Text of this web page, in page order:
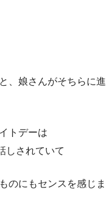
、娘さんがそちらに進
トデーは
しされていて
のにもセンスを感じま